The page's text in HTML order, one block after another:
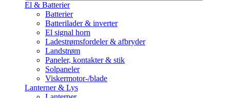
El & Batterier
Batterier
Batterilader & inverter
El signal horn
Ladestrømsfordeler & afbryder
Landstrøm
Paneler, kontakter & stik
Solpaneler
Viskermotor-/blade
Lanterner & Lys